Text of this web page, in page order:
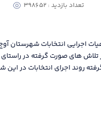
تعداد بازدید : 398652
اجرایی انتخابات شهرستان
تلاش های صورت گرفته در